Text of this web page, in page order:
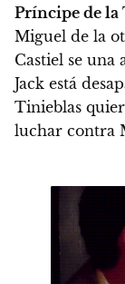
Príncipe de la
Miguel de la
Castiel se una
Jack está
Tinieblas
luchar contra